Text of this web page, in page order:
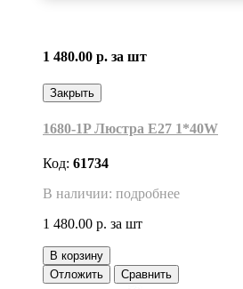
1 480.00 р. за шт
Закрыть
1680-1P Люстра Е27 1*40W
Код: 61734
В наличии: подробнее
1 480.00 р. за шт
В корзину
Отложить
Сравнить